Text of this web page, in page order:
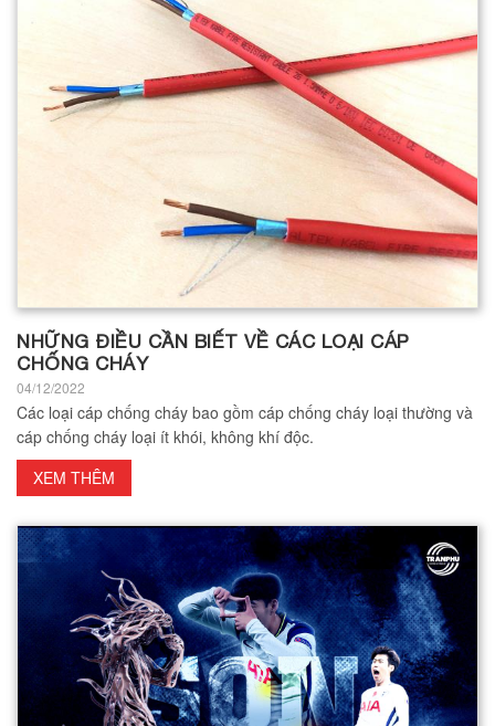
NHỮNG ĐIỀU CẦN BIẾT VỀ CÁC LOẠI CÁP
CHỐNG CHÁY
04/12/2022
Các loại cáp chống cháy bao gồm cáp chống cháy loại thường và
cáp chống cháy loại ít khói, không khí độc.
XEM THÊM